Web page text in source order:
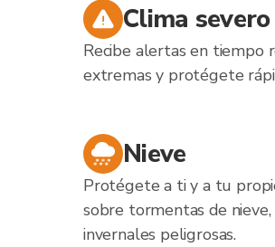
Clima severo
Recibe alertas en tiempo
extremas y protégete
Nieve
Protégete a ti y a tu
sobre tormentas de
invernales peligrosas.